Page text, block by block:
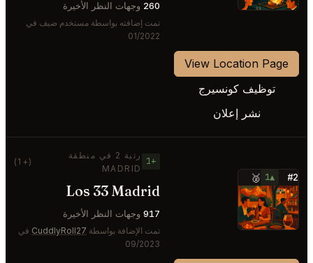
260 وجهات النظر الأخيرة
تمت إضافته بواسطة مستخدم ضيف في
01/2022
View Location Page
توظيف كونسيرج
نشر إعلان
#2
▲1
🥈
⭐
+1
رتبة 2 في منطقة
MADRID
(+1)
Los 33 Madrid
917 وجهات النظر الأخيرة
تمت الإضافة بواسطة CuddlyRoll27 في
09/2023